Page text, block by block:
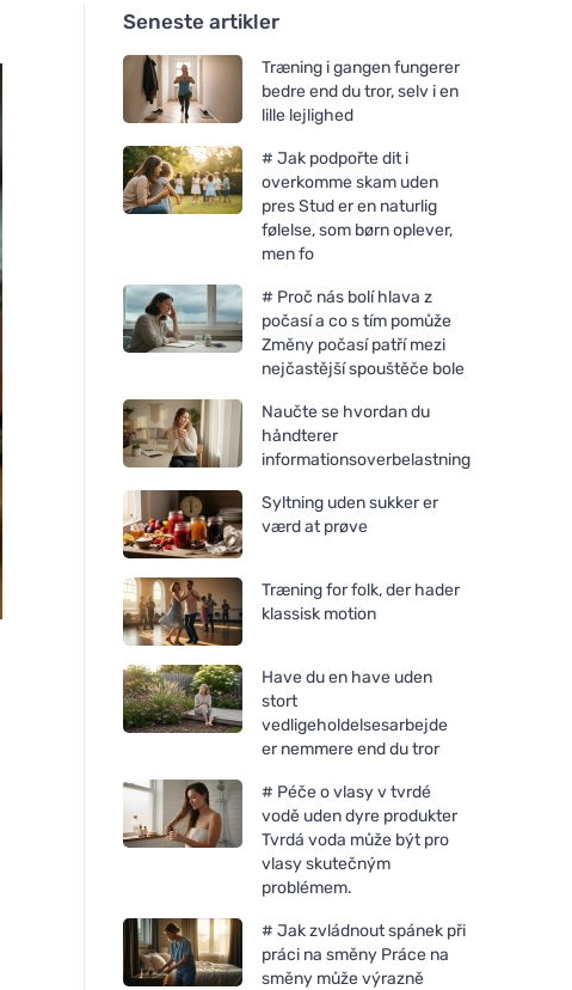
Seneste artikler
Træning i gangen fungerer
bedre end du tror, selv i en
lille lejlighed
# Jak podpořte dit i
overkomme skam uden
pres Stud er en naturlig
følelse, som børn oplever,
men fo
# Proč nás bolí hlava z
počasí a co s tím pomůže
Změny počasí patří mezi
nejčastější spouštěče bole
Naučte se hvordan du
håndterer
informationsoverbelastning
Syltning uden sukker er
værd at prøve
Træning for folk, der hader
klassisk motion
Have du en have uden
stort
vedligeholdelsesarbejde
er nemmere end du tror
# Péče o vlasy v tvrdé
vodě uden dyre produkter
Tvrdá voda může být pro
vlasy skutečným
problémem.
# Jak zvládnout spánek při
práci na směny Práce na
směny může výrazně